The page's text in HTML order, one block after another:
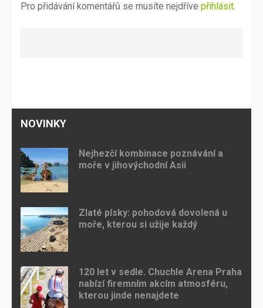
Pro přidávání komentářů se musíte nejdříve přihlásit.
NOVINKY
Nejhezčí kombinace poznávání a
moře v jihovýchodní Asii
Zlaté písky: pohodová dovolená u
moře, kterou si užije každý
120 let v sedle. Chuchle Arena Praha
nabízí firemním akcím atmosféru,
kterou jinde nenajdete